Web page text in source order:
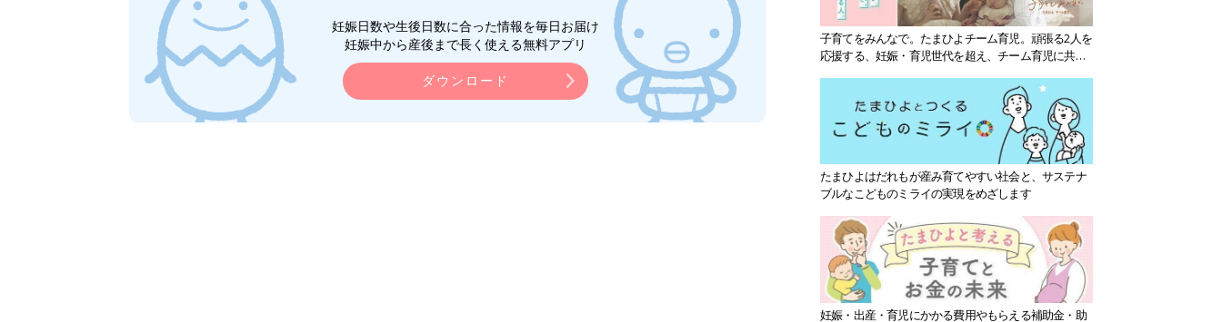
妊娠日数や生後日数に合った情報を毎日お届け
妊娠中から産後まで長く使える無料アプリ
ダウンロード
子育てをみんなで。たまひよチーム育児。頑張る2人を
応援する、妊娠・育児世代を超え、チーム育児に共感
たまひよはだれもが産み育てやすい社会と、サステナ
ブルなこどものミライの実現をめざします
妊娠・出産・育児にかかる費用やもらえる補助金・助